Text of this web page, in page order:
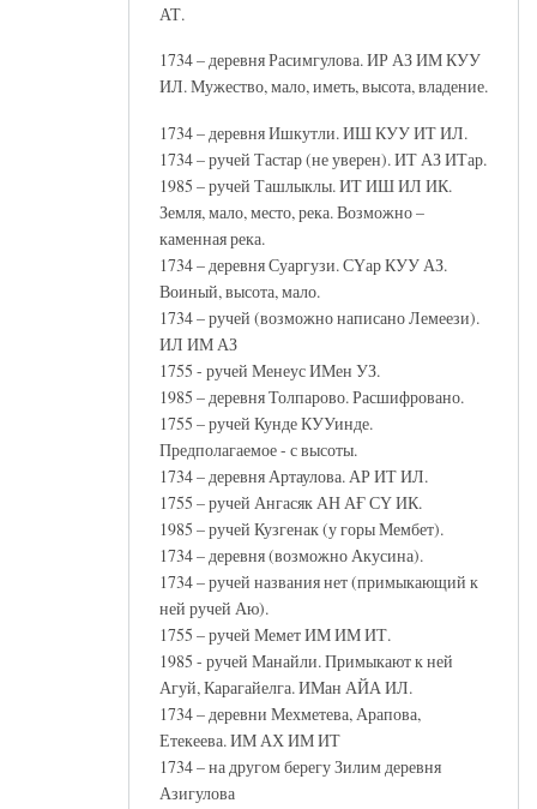
АТ.
1734 – деревня Расимгулова. ИР АЗ ИМ КУУ
ИЛ. Мужество, мало, иметь, высота, владение.
1734 – деревня Ишкутли. ИШ КУУ ИТ ИЛ.
1734 – ручей Тастар (не уверен). ИТ АЗ ИТар.
1985 – ручей Ташлыклы. ИТ ИШ ИЛ ИК.
Земля, мало, место, река. Возможно –
каменная река.
1734 – деревня Суаргузи. СҮар КУУ АЗ.
Воиный, высота, мало.
1734 – ручей (возможно написано Лемеези).
ИЛ ИМ АЗ
1755 - ручей Менеус ИМен УЗ.
1985 – деревня Толпарово. Расшифровано.
1755 – ручей Кунде КУУинде.
Предполагаемое - с высоты.
1734 – деревня Артаулова. АР ИТ ИЛ.
1755 – ручей Ангасяк АН АҒ СҮ ИК.
1985 – ручей Кузгенак (у горы Мембет).
1734 – деревня (возможно Акусина).
1734 – ручей названия нет (примыкающий к
ней ручей Аю).
1755 – ручей Мемет ИМ ИМ ИТ.
1985 - ручей Манайли. Примыкают к ней
Агуй, Карагайелга. ИМан АЙА ИЛ.
1734 – деревни Мехметева, Арапова,
Етекеева. ИМ АХ ИМ ИТ
1734 – на другом берегу Зилим деревня
Азигулова